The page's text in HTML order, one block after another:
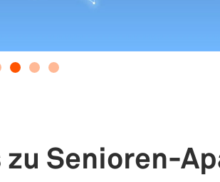
zu Senioren-